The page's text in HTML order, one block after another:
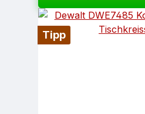
Tipp